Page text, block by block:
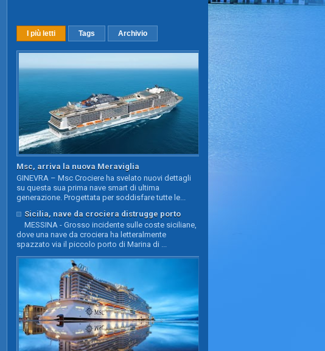
I più letti Tags Archivio
Msc, arriva la nuova Meraviglia
GINEVRA – Msc Crociere ha svelato nuovi dettagli
su questa sua prima nave smart di ultima
generazione. Progettata per soddisfare tutte le...
Sicilia, nave da crociera distrugge porto
MESSINA - Grosso incidente sulle coste siciliane,
dove una nave da crociera ha letteralmente
spazzato via il piccolo porto di Marina di ...